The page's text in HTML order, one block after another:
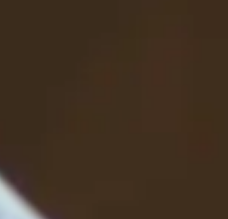
Historias que inspiran
Experiencias reales de estudiantes del